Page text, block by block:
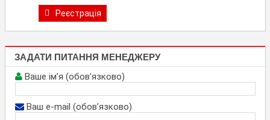
Реєстрація
ЗАДАТИ ПИТАННЯ МЕНЕДЖЕРУ
Ваше ім’я (обов’язково)
Ваш e-mail (обов’язково)